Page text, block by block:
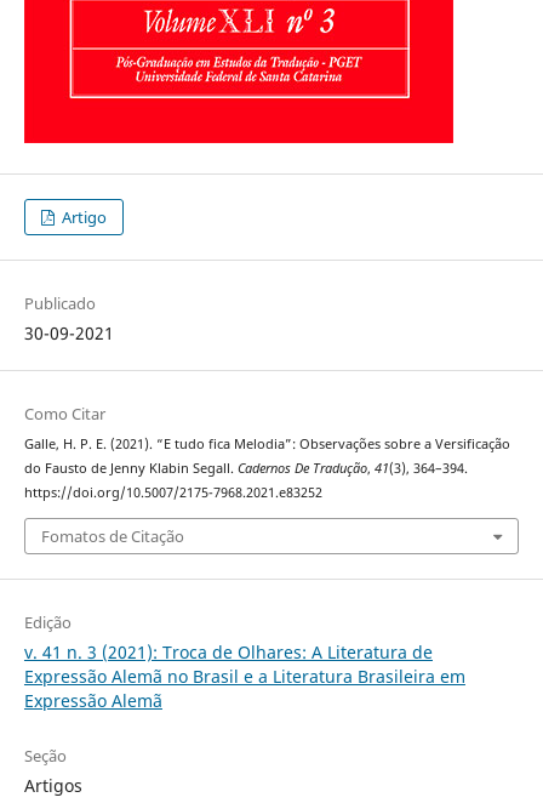
Artigo
Publicado
30-09-2021
Como Citar
Galle, H. P. E. (2021). “E tudo fica Melodia”: Observações sobre a Versificação
do Fausto de Jenny Klabin Segall. Cadernos De Tradução, 41(3), 364–394.
https://doi.org/10.5007/2175-7968.2021.e83252
Fomatos de Citação
Edição
v. 41 n. 3 (2021): Troca de Olhares: A Literatura de
Expressão Alemã no Brasil e a Literatura Brasileira em
Expressão Alemã
Seção
Artigos